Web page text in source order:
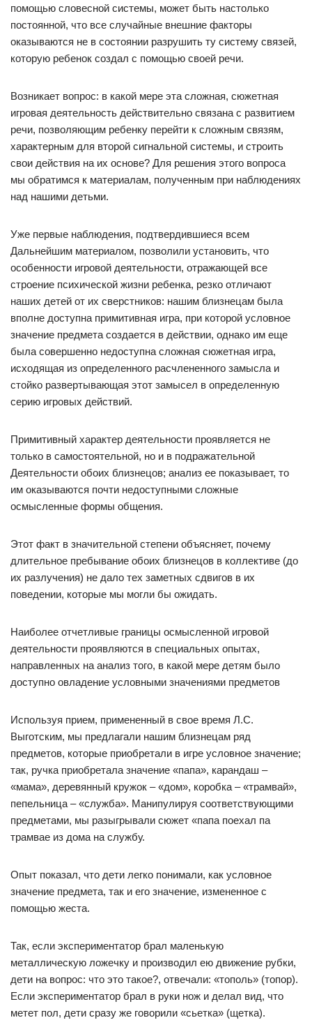
помощью словесной системы, может быть настолько
постоянной, что все случайные внешние факторы
оказываются не в состоянии разрушить ту систему связей,
которую ребенок создал с помощью своей речи.
Возникает вопрос: в какой мере эта сложная, сюжетная
игровая деятельность действительно связана с развитием
речи, позволяющим ребенку перейти к сложным связям,
характерным для второй сигнальной системы, и строить
свои действия на их основе? Для решения этого вопроса
мы обратимся к материалам, полученным при наблюдениях
над нашими детьми.
Уже первые наблюдения, подтвердившиеся всем
Дальнейшим материалом, позволили установить, что
особенности игровой деятельности, отражающей все
строение психической жизни ребенка, резко отличают
наших детей от их сверстников: нашим близнецам была
вполне доступна примитивная игра, при которой условное
значение предмета создается в действии, однако им еще
была совершенно недоступна сложная сюжетная игра,
исходящая из определенного расчлененного замысла и
стойко развертывающая этот замысел в определенную
серию игровых действий.
Примитивный характер деятельности проявляется не
только в самостоятельной, но и в подражательной
Деятельности обоих близнецов; анализ ее показывает, то
им оказываются почти недоступными сложные
осмысленные формы общения.
Этот факт в значительной степени объясняет, почему
длительное пребывание обоих близнецов в коллективе (до
их разлучения) не дало тех заметных сдвигов в их
поведении, которые мы могли бы ожидать.
Наиболее отчетливые границы осмысленной игровой
деятельности проявляются в специальных опытах,
направленных на анализ того, в какой мере детям было
доступно овладение условными значениями предметов
Используя прием, примененный в свое время Л.С.
Выготским, мы предлагали нашим близнецам ряд
предметов, которые приобретали в игре условное значение;
так, ручка приобретала значение «папа», карандаш –
«мама», деревянный кружок – «дом», коробка – «трамвай»,
пепельница – «служба». Манипулируя соответствующими
предметами, мы разыгрывали сюжет «папа поехал па
трамвае из дома на службу.
Опыт показал, что дети легко понимали, как условное
значение предмета, так и его значение, измененное с
помощью жеста.
Так, если экспериментатор брал маленькую
металлическую ложечку и производил ею движение рубки,
дети на вопрос: что это такое?, отвечали: «тополь» (топор).
Если экспериментатор брал в руки нож и делал вид, что
метет пол, дети сразу же говорили «сьетка» (щетка).